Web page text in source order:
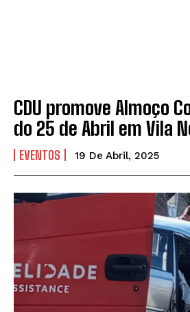
CDU promove Almoço
do 25 de Abril em Vila
EVENTOS 19 De Abril, 2025